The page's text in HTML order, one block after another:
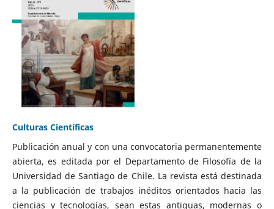
Culturas Científicas
Publicación anual y con una convocatoria permanentemente
abierta, es editada por el Departamento de Filosofía de la
Universidad de Santiago de Chile. La revista está destinada
a la publicación de trabajos inéditos orientados hacia las
ciencias y tecnologías, sean estas antiguas, modernas o